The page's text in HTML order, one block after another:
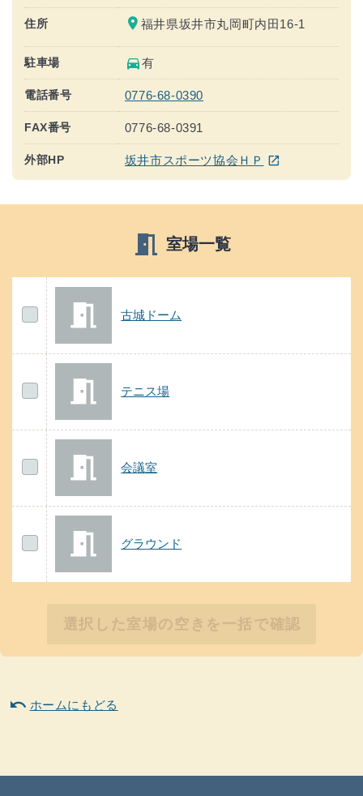
住所 place 福井県坂井市丸岡町内田16-1
駐車場 directions_car有
電話番号 0776-68-0390
FAX番号 0776-68-0391
外部HP 坂井市スポーツ協会ＨＰ open_in_new
meeting_room 室場一覧
古城ドーム
テニス場
会議室
グラウンド
選択した室場の空きを一括で確認
undo ホームにもどる